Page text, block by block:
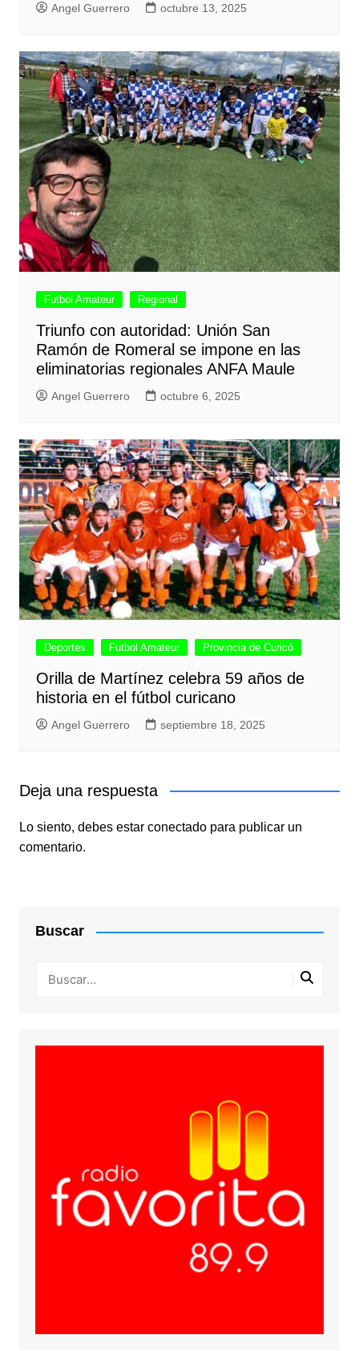
Angel Guerrero octubre 13, 2025
Futbol Amateur Regional
Triunfo con autoridad: Unión San
Ramón de Romeral se impone en las
eliminatorias regionales ANFA Maule
Angel Guerrero octubre 6, 2025
Deportes Futbol Amateur Provincia de Curicó
Orilla de Martínez celebra 59 años de
historia en el fútbol curicano
Angel Guerrero septiembre 18, 2025
Deja una respuesta
Lo siento, debes estar conectadopara publicar un
comentario.
Buscar